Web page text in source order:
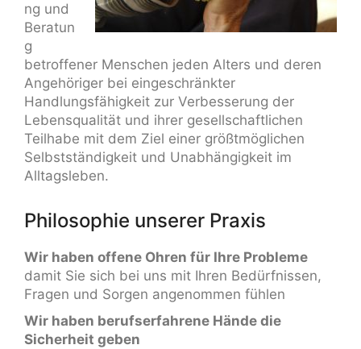
ng und
Beratun
g
betroffener Menschen jeden Alters und deren
Angehöriger bei eingeschränkter
Handlungsfähigkeit zur Verbesserung der
Lebensqualität und ihrer gesellschaftlichen
Teilhabe mit dem Ziel einer größtmöglichen
Selbstständigkeit und Unabhängigkeit im
Alltagsleben.
Philosophie unserer Praxis
Wir haben offene Ohren für Ihre Probleme
damit Sie sich bei uns mit Ihren Bedürfnissen,
Fragen und Sorgen angenommen fühlen
Wir haben berufserfahrene Hände die
Sicherheit geben